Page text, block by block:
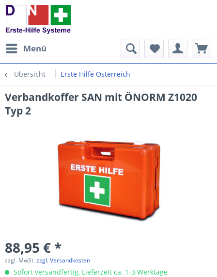
Menü
Übersicht Erste Hilfe Österreich
Verbandkoffer SAN mit ÖNORM Z1020
Typ 2
88,95 € *
zzgl. MwSt.zzgl. Versandkosten
Sofort versandfertig, Lieferzeit ca. 1-3 Werktage